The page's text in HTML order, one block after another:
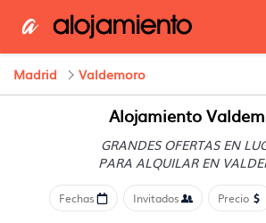
Madrid Valdemoro
Alojamiento
GRANDES OFERTAS EN
PARA ALQUILAR EN
Fechas Invitados Precio